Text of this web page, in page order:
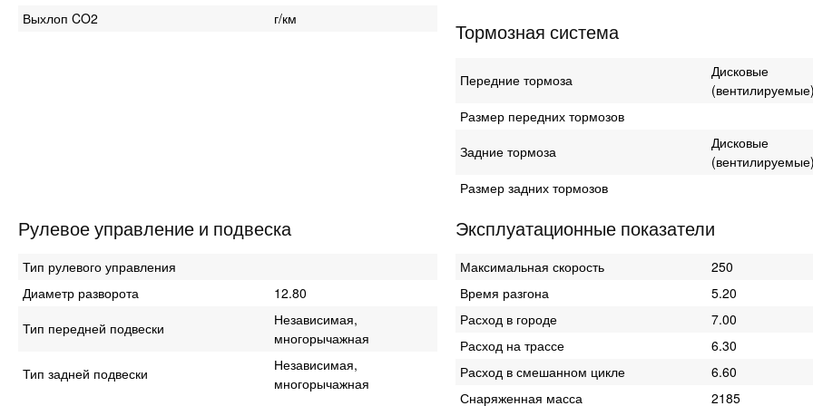
Выхлоп CO2
г/км
Тормозная система
Передние тормоза
Дисковые
Размер передних тормозов
Задние тормоза
Дисковые
Размер задних тормозов
Рулевое управление и подвеска
Тип рулевого управления
Диаметр разворота
12.80
Тип передней подвески
Независимая,
многорычажная
Тип задней подвески
Независимая,
многорычажная
Эксплуатационные показатели
Максимальная скорость
250
Время разгона
5.20
Расход в городе
7.00
Расход на трассе
6.30
Расход в смешанном цикле
6.60
Снаряженная масса
2185